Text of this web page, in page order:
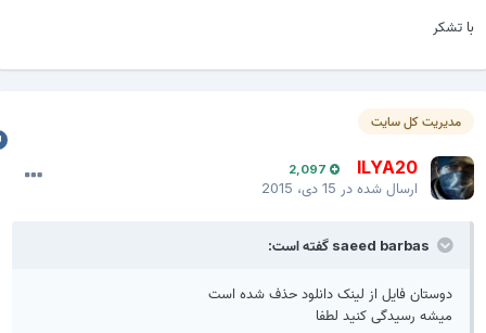
تشکر
مدیریت کل سایت
ILYA20
ارسال شده در15 دی، 2015
saeed barbas گفته است:
دوستان فایل از لینک دانلود حذف شده است
میشه رسیدگی کنید لطفا